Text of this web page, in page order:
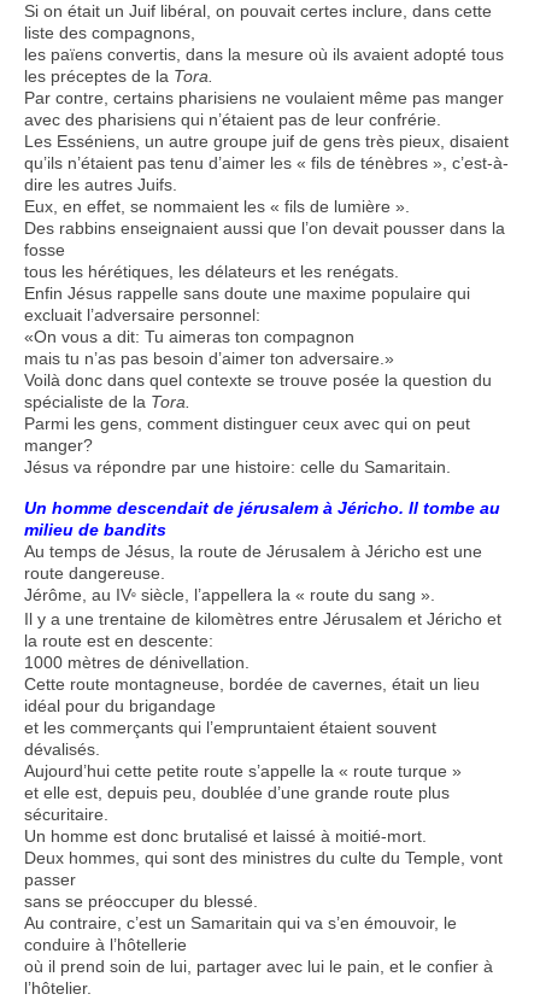
Si on était un Juif libéral, on pouvait certes inclure, dans cette
liste des compagnons,
les païens convertis, dans la mesure où ils avaient adopté tous
les préceptes de la Tora.
Par contre, certains pharisiens ne voulaient même pas manger
avec des pharisiens qui n’étaient pas de leur confrérie.
Les Esséniens, un autre groupe juif de gens très pieux, disaient
qu’ils n’étaient pas tenu d’aimer les « fils de ténèbres », c’est-à-
dire les autres Juifs.
Eux, en effet, se nommaient les « fils de lumière ».
Des rabbins enseignaient aussi que l’on devait pousser dans la
fosse
tous les hérétiques, les délateurs et les renégats.
Enfin Jésus rappelle sans doute une maxime populaire qui
excluait l’adversaire personnel:
«On vous a dit: Tu aimeras ton compagnon
mais tu n’as pas besoin d’aimer ton adversaire.»
Voilà donc dans quel contexte se trouve posée la question du
spécialiste de la Tora.
Parmi les gens, comment distinguer ceux avec qui on peut
manger?
Jésus va répondre par une histoire: celle du Samaritain.
Un homme descendait de jérusalem à Jéricho. Il tombe au
milieu de bandits
Au temps de Jésus, la route de Jérusalem à Jéricho est une
route dangereuse.
Jérôme, au IVe siècle, l’appellera la « route du sang ».
Il y a une trentaine de kilomètres entre Jérusalem et Jéricho et
la route est en descente:
1000 mètres de dénivellation.
Cette route montagneuse, bordée de cavernes, était un lieu
idéal pour du brigandage
et les commerçants qui l’empruntaient étaient souvent
dévalisés.
Aujourd’hui cette petite route s’appelle la « route turque »
et elle est, depuis peu, doublée d’une grande route plus
sécuritaire.
Un homme est donc brutalisé et laissé à moitié-mort.
Deux hommes, qui sont des ministres du culte du Temple, vont
passer
sans se préoccuper du blessé.
Au contraire, c’est un Samaritain qui va s’en émouvoir, le
conduire à l’hôtellerie
où il prend soin de lui, partager avec lui le pain, et le confier à
l’hôtelier.